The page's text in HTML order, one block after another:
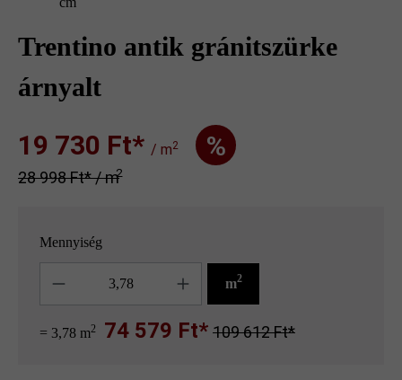
Trentino antik gránitszürke
árnyalt
19 730 Ft‎‎‎* / m2 %
28 998 Ft‎‎‎* / m2
Mennyiség
m2
= 3,78 m2 74 579 Ft* 109 612 Ft*